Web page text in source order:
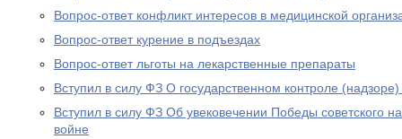
Вопрос-ответ конфликт интересов в медицинской
Вопрос-ответ курение в подъездах
Вопрос-ответ льготы на лекарственные препараты
Вступил в силу ФЗ О государственном контроле
Вступил в силу ФЗ Об увековечении Победы советского
войне